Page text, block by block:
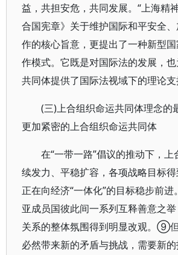
益，共担安危，共同发展。“上海精
合国宪章》关于维护国际和平安全
作的核心旨意，更提出了一种新型
作模式。它既是对国际法的发展，
共同体提供了国际法视域下的理论支
(三)上合组织命运共同体理念的
更加紧密的上合组织命运共同体
在“一带一路”倡议的推动下，
续发力、平稳扩容，各项战略目标得
正在向经济“一体化”的目标稳步前
亚成员国彼此间一系列互释善意之
关系的整体氛围得到明显改观。⑨
必然带来新的矛盾与挑战，需要新